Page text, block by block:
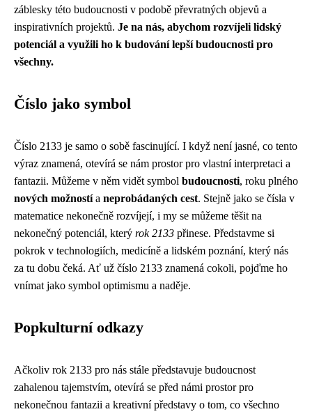
záblesky této budoucnosti v podobě převratných objevů a
inspirativních projektů. Je na nás, abychom rozvíjeli lidský
potenciál a využili ho k budování lepší budoucnosti pro
všechny.
Číslo jako symbol
Číslo 2133 je samo o sobě fascinující. I když není jasné, co tento
výraz znamená, otevírá se nám prostor pro vlastní interpretaci a
fantazii. Můžeme v něm vidět symbol budoucnosti, roku plného
nových možnostía neprobádaných cest. Stejně jako se čísla v
matematice nekonečně rozvíjejí, i my se můžeme těšit na
nekonečný potenciál, který rok 2133 přinese. Představme si
pokrok v technologiích, medicíně a lidském poznání, který nás
za tu dobu čeká. Ať už číslo 2133 znamená cokoli, pojďme ho
vnímat jako symbol optimismu a naděje.
Popkulturní odkazy
Ačkoliv rok 2133 pro nás stále představuje budoucnost
zahalenou tajemstvím, otevírá se před námi prostor pro
nekonečnou fantazii a kreativní představy o tom, co všechno